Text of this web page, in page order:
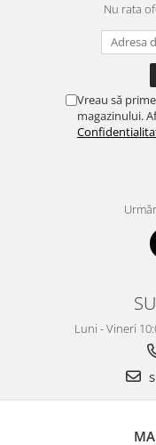
Nu rata
Vreau să
magazinului.
Luni - Vineri